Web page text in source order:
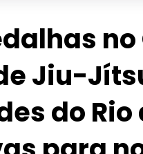
Jiu-
do